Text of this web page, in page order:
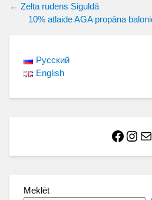
Ziņu
← Zelta rudens Siguldā
10% atlaide AGA propāna
Русский
English
Meklēt